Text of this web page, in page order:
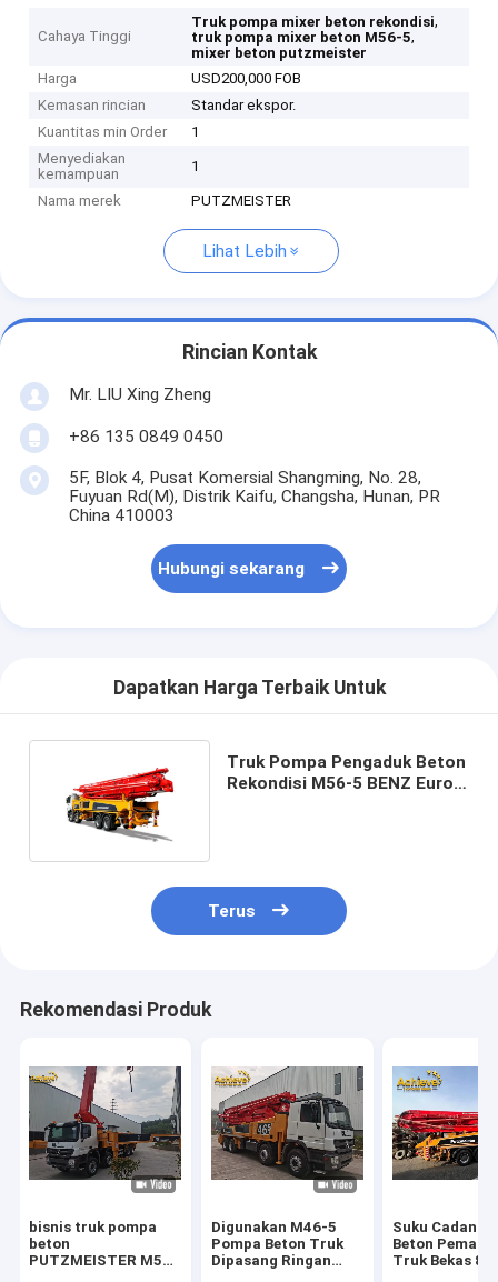
Cahaya Tinggi
Truk pompa mixer beton rekondisi,
truk pompa mixer beton M56-5,
mixer beton putzmeister
Harga
USD200,000 FOB
Kemasan rincian
Standar ekspor.
Kuantitas min Order
1
Menyediakan
kemampuan
1
Nama merek PUTZMEISTER
Lihat Lebih
Rincian Kontak
Mr. LIU Xing Zheng
+86 135 0849 0450
5F, Blok 4, Pusat Komersial Shangming, No. 28,
Fuyuan Rd(M), Distrik Kaifu, Changsha, Hunan, PR
China 410003
Hubungi sekarang
Dapatkan Harga Terbaik Untuk
Truk Pompa Pengaduk Beton
Rekondisi M56-5 BENZ Euro4
Terus
Rekomendasi Produk
bisnis truk pompa
beton
PUTZMEISTER M56-
Digunakan M46-5
Pompa Beton Truk
Dipasang Ringan
Suku Cadang
Beton
Truk Bekas 80